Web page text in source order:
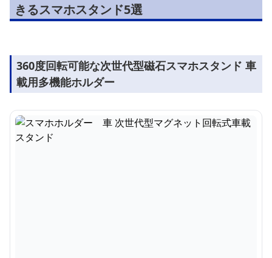
きるスマホスタンド5選
360度回転可能な次世代型磁石スマホスタンド 車
載用多機能ホルダー